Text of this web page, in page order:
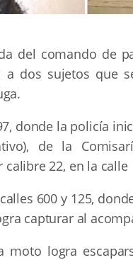
del comando de
dos sujetos que
donde la policía
de la
22, en la calle
600 y 125,
capturar al
logra